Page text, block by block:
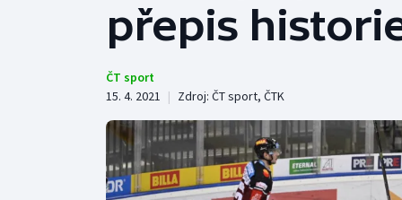
Tenis
Cyklistika
Basketbal
Boby a skeleton
Box
přepis
ČT sport
15. 4. 2021 | Zdroj: ČT sport, ČTK